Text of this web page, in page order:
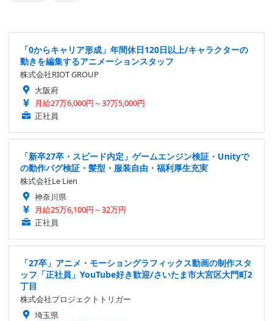
「0からキャリア形成」年間休日120日以上/キャラクターの
動きを編集するアニメーションスタッフ
株式会社RIOT GROUP
大阪府
月給27万6,000円～37万5,000円
正社員
「新卒27卒・スピード内定」ゲームエンジン検証・Unityで
の動作バグ検証・髪型・服装自由・福利厚生充実
株式会社Le Lien
神奈川県
月給25万6,100円～32万円
正社員
「27卒」アニメ・モーショングラフィックス動画の制作スタ
ッフ「正社員」YouTube好き歓迎/さいたま市大宮区大門町2
丁目
株式会社プロジェクトトリガー
埼玉県